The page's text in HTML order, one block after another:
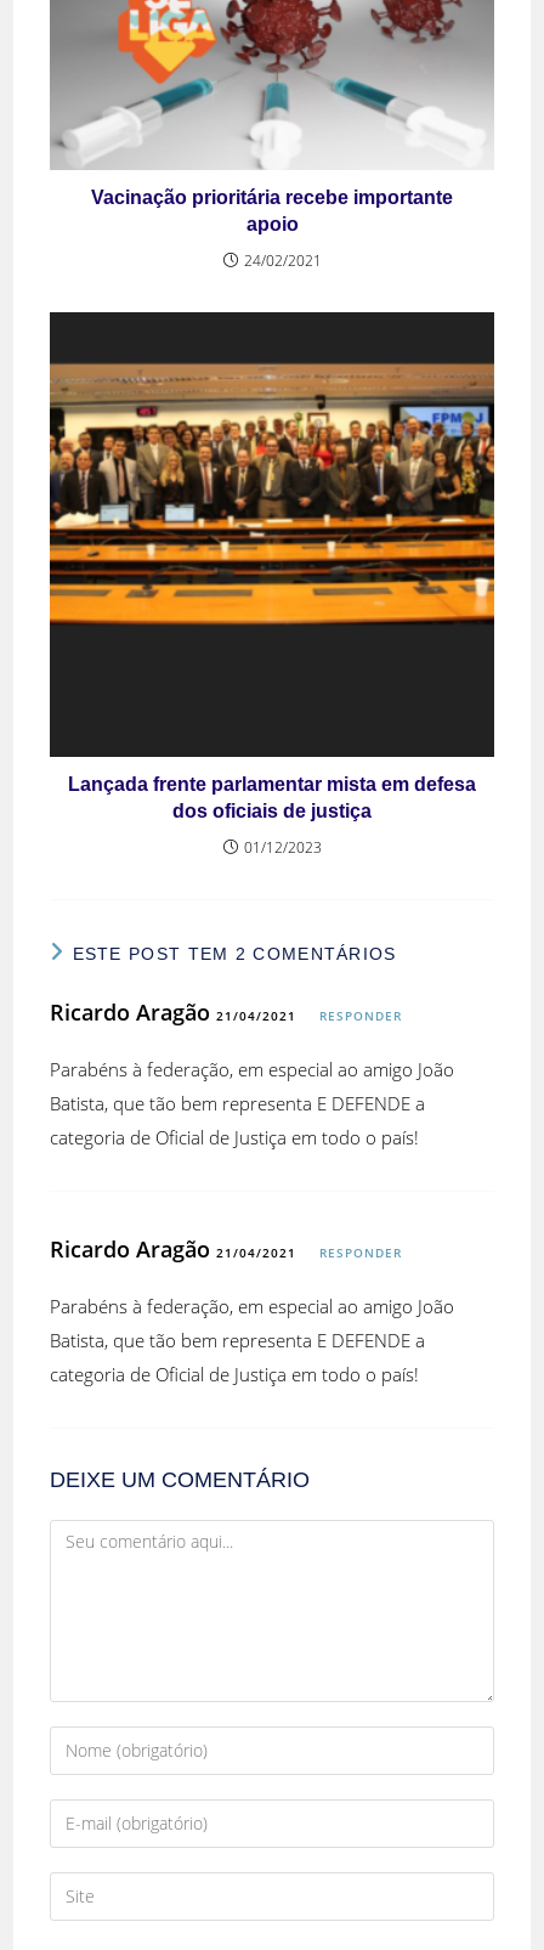
Vacinação prioritária recebe importante
apoio
24/02/2021
Lançada frente parlamentar mista em defesa
dos oficiais de justiça
01/12/2023
ESTE POST TEM 2 COMENTÁRIOS
Ricardo Aragão21/04/2021 RESPONDER
Parabéns à federação, em especial ao amigo João
Batista, que tão bem representa E DEFENDE a
categoria de Oficial de Justiça em todo o país!
Ricardo Aragão21/04/2021 RESPONDER
Parabéns à federação, em especial ao amigo João
Batista, que tão bem representa E DEFENDE a
categoria de Oficial de Justiça em todo o país!
DEIXE UM COMENTÁRIO